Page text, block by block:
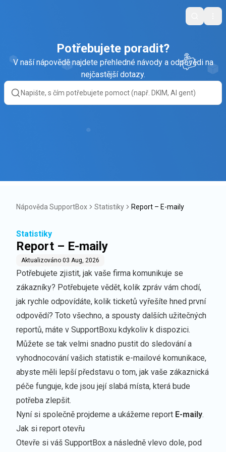
Search
Potřebujete poradit?
V naší nápovědě najdete přehledné návody a odpovědi na
nejčastější dotazy.
Nápověda SupportBox Statistiky Report – E-maily
Statistiky
Report – E-maily
Aktualizováno 03 Aug, 2026
Potřebujete zjistit, jak vaše firma komunikuje se
zákazníky? Potřebujete vědět, kolik zpráv vám chodí,
jak rychle odpovídáte, kolik ticketů vyřešíte hned první
odpovědí? Toto všechno, a spousty dalších užitečných
reportů, máte v SupportBoxu kdykoliv k dispozici.
Můžete se tak velmi snadno pustit do sledování a
vyhodnocování vašich statistik e-mailové komunikace,
abyste měli lepší představu o tom, jak vaše zákaznická
péče funguje, kde jsou její slabá místa, která bude
potřeba zlepšit.
Nyní si společně projdeme a ukážeme report E-maily.
Jak si report otevřu
Otevře si váš SupportBox a následně vlevo dole, pod